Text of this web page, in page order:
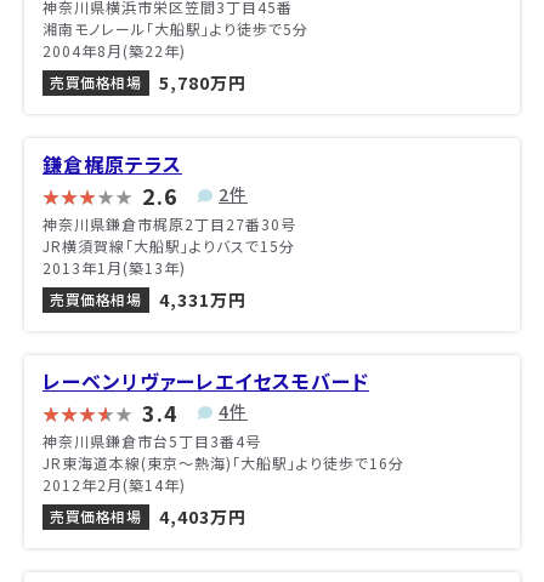
神奈川県横浜市栄区笠間3丁目45番
湘南モノレール「大船駅」より徒歩で5分
2004年8月(築22年)
売買価格相場
5,780万円
鎌倉梶原テラス
2.6 2件
神奈川県鎌倉市梶原2丁目27番30号
JR横須賀線「大船駅」よりバスで15分
2013年1月(築13年)
売買価格相場
4,331万円
レーベンリヴァーレエイセスモバード
3.4 4件
神奈川県鎌倉市台5丁目3番4号
JR東海道本線(東京～熱海)「大船駅」より徒歩で16分
2012年2月(築14年)
売買価格相場
4,403万円